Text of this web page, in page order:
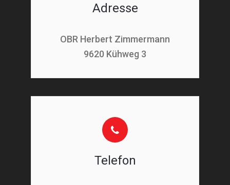
Adresse
OBR Herbert Zimmermann
9620 Kühweg 3
Telefon